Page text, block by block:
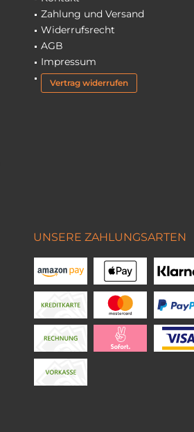
Zahlung und Versand
Widerrufsrecht
AGB
Impressum
Vertrag widerrufen
UNSERE ZAHLUNGSARTEN